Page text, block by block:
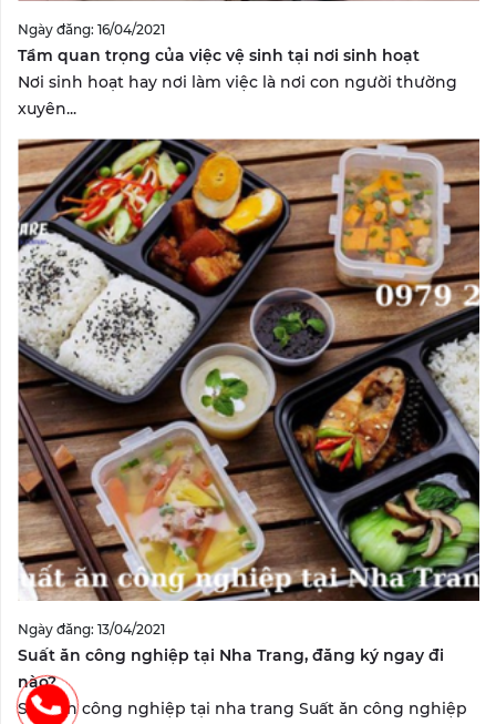
Ngày đăng: 16/04/2021
Tầm quan trọng của việc vệ sinh tại nơi sinh hoạt
Nơi sinh hoạt hay nơi làm việc là nơi con người thường
xuyên...
Ngày đăng: 13/04/2021
Suất ăn công nghiệp tại Nha Trang, đăng ký ngay đi
nào?
Suất ăn công nghiệp tại nha trang Suất ăn công nghiệp